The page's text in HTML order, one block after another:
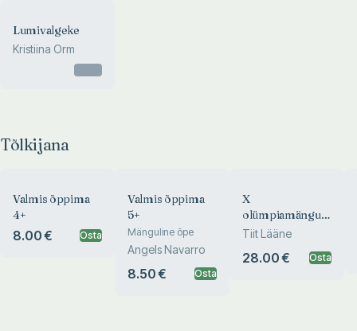
Lumivalgeke
Kristiina Orm
Tõlkijana
Valmis õppima
4+
8.00 € Osta
Valmis õppima
5+
Mänguline õpe
Angels Navarro
8.50 € Osta
X
olümpiamängud
Los Angeles
Tiit Lääne
28.00 € Osta